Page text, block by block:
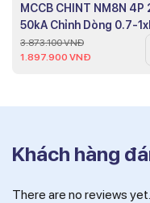
MCCB CHINT NM8N 4P
50kA Chỉnh Dòng 0.7-
3.873.100VNĐ
1.897.900 VNĐ
Khách hàng
There are no reviews yet.